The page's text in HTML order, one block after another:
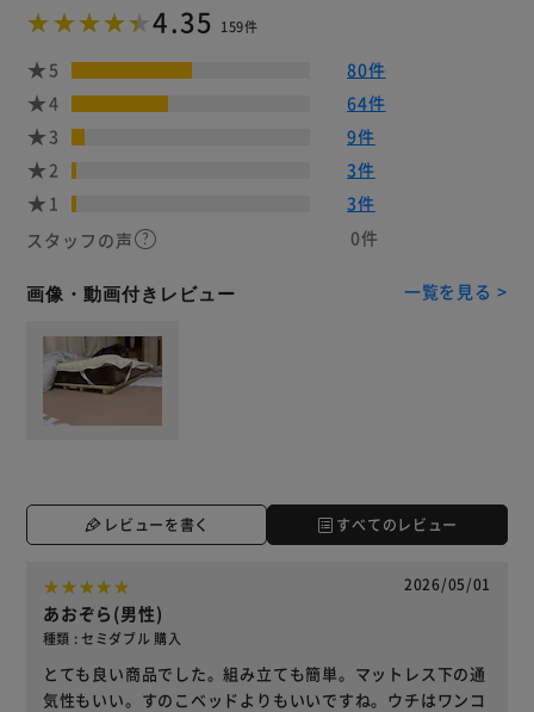
4.35 159件
5
80件
4
64件
3
9件
2
3件
1
3件
スタッフの声
0件
画像・動画付きレビュー 一覧を見る >
レビューを書く すべてのレビュー
2026/05/01
あおぞら(男性)
種類 : セミダブル 購入
とても良い商品でした。組み立ても簡単。マットレス下の通
気性もいい。すのこベッドよりもいいですね。ウチはワンコ